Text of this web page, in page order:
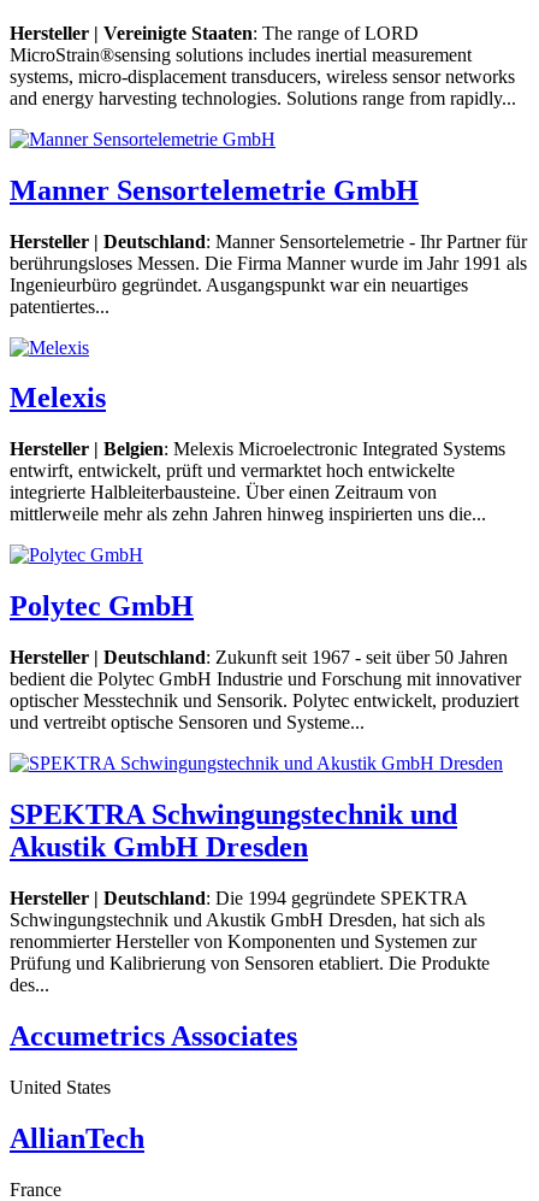
Hersteller | Vereinigte Staaten: The range of LORD
MicroStrain®sensing solutions includes inertial measurement
systems, micro-displacement transducers, wireless sensor networks
and energy harvesting technologies. Solutions range from rapidly...
Manner Sensortelemetrie GmbH
Hersteller | Deutschland: Manner Sensortelemetrie - Ihr Partner für
berührungsloses Messen. Die Firma Manner wurde im Jahr 1991 als
Ingenieurbüro gegründet. Ausgangspunkt war ein neuartiges
patentiertes...
Melexis
Hersteller | Belgien: Melexis Microelectronic Integrated Systems
entwirft, entwickelt, prüft und vermarktet hoch entwickelte
integrierte Halbleiterbausteine. Über einen Zeitraum von
mittlerweile mehr als zehn Jahren hinweg inspirierten uns die...
Polytec GmbH
Hersteller | Deutschland: Zukunft seit 1967 - seit über 50 Jahren
bedient die Polytec GmbH Industrie und Forschung mit innovativer
optischer Messtechnik und Sensorik. Polytec entwickelt, produziert
und vertreibt optische Sensoren und Systeme...
SPEKTRA Schwingungstechnik und
Akustik GmbH Dresden
Hersteller | Deutschland: Die 1994 gegründete SPEKTRA
Schwingungstechnik und Akustik GmbH Dresden, hat sich als
renommierter Hersteller von Komponenten und Systemen zur
Prüfung und Kalibrierung von Sensoren etabliert. Die Produkte
des...
Accumetrics Associates
United States
AllianTech
France